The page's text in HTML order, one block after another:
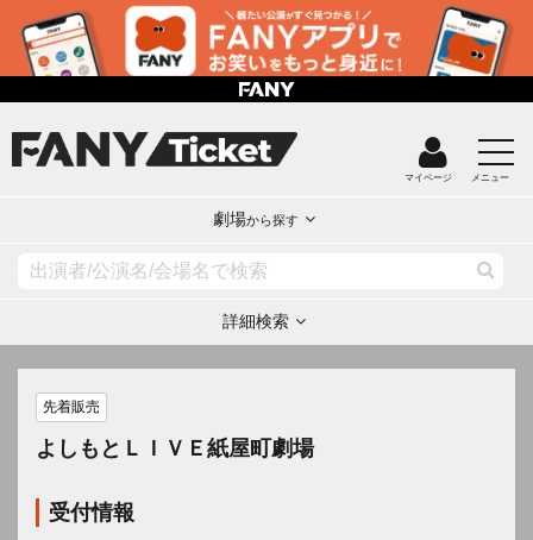
マイページ メニュー
劇場から探す
詳細検索
先着販売
よしもとＬＩＶＥ紙屋町劇場
受付情報